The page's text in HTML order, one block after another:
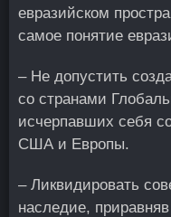
евразийском
самое понятие
– Не допустить
со странами
исчерпавших себя
США и Европы.
– Ликвидировать
наследие,